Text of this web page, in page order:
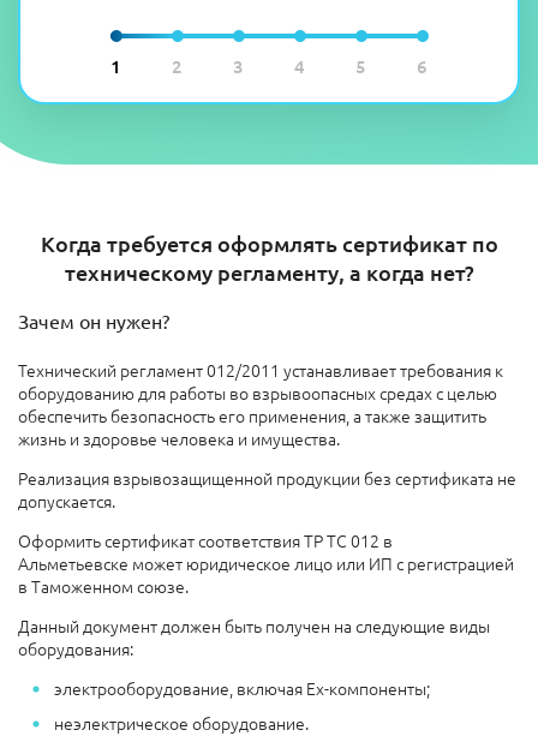
1 2 3 4 5 6
Когда требуется оформлять сертификат по
техническому регламенту, а когда нет?
Зачем он нужен?
Технический регламент 012/2011 устанавливает требования к
оборудованию для работы во взрывоопасных средах с целью
обеспечить безопасность его применения, а также защитить
жизнь и здоровье человека и имущества.
Реализация взрывозащищенной продукции без сертификата не
допускается.
Оформить сертификат соответствия ТР ТС 012 в
Альметьевске может юридическое лицо или ИП с регистрацией
в Таможенном союзе.
Данный документ должен быть получен на следующие виды
оборудования:
электрооборудование, включая Ех-компоненты;
неэлектрическое оборудование.